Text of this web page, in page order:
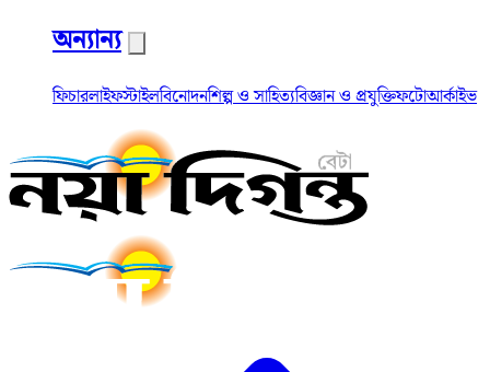
অন্যান্য
ফিচারলাইফস্টাইলবিনোদনশিল্প ও সাহিত্যবিজ্ঞান ও প্রযুক্তিফটোআর্কাইভ